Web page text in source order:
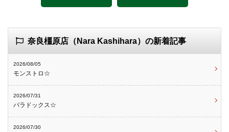
奈良橿原店（Nara Kashihara）の新着記事
2026/08/05
モンストロ☆
2026/07/31
パラドックス☆
2026/07/30